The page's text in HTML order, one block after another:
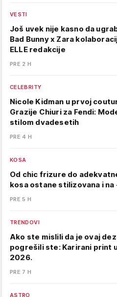
VESTI
Još uvek nije kasno da
Bad Bunny x Zara
ELLE redakcije
PRE 2 H
CELEBRITY
Nicole Kidman u prvoj
Grazije Chiuri za Fendi:
stilom dvadesetih
PRE 4 H
KOSA
Od chic frizure do
kosa ostane stilizovana i
PRE 5 H
TRENDOVI
Ako ste mislili da je ovaj
pogrešili ste: Karirani print
2026.
PRE 7 H
ASTRO